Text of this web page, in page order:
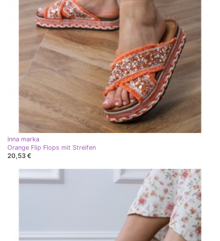
Inna marka
Orange Flip Flops mit Streifen
20,53 €